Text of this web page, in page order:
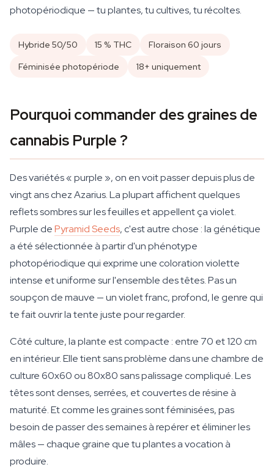
photopériodique — tu plantes, tu cultives, tu récoltes.
Hybride 50/50 15 % THC
Floraison 60 jours
Féminisée photopériode
18+ uniquement
Pourquoi commander des graines de
cannabis Purple ?
Des variétés « purple », on en voit passer depuis plus de
vingt ans chez Azarius. La plupart affichent quelques
reflets sombres sur les feuilles et appellent ça violet.
Purple dePyramid Seeds, c'est autre chose : la génétique
a été sélectionnée à partir d'un phénotype
photopériodique qui exprime une coloration violette
intense et uniforme sur l'ensemble des têtes. Pas un
soupçon de mauve — un violet franc, profond, le genre qui
te fait ouvrir la tente juste pour regarder.
Côté culture, la plante est compacte : entre 70 et 120 cm
en intérieur. Elle tient sans problème dans une chambre de
culture 60x60 ou 80x80 sans palissage compliqué. Les
têtes sont denses, serrées, et couvertes de résine à
maturité. Et comme les graines sont féminisées, pas
besoin de passer des semaines à repérer et éliminer les
mâles — chaque graine que tu plantes a vocation à
produire.